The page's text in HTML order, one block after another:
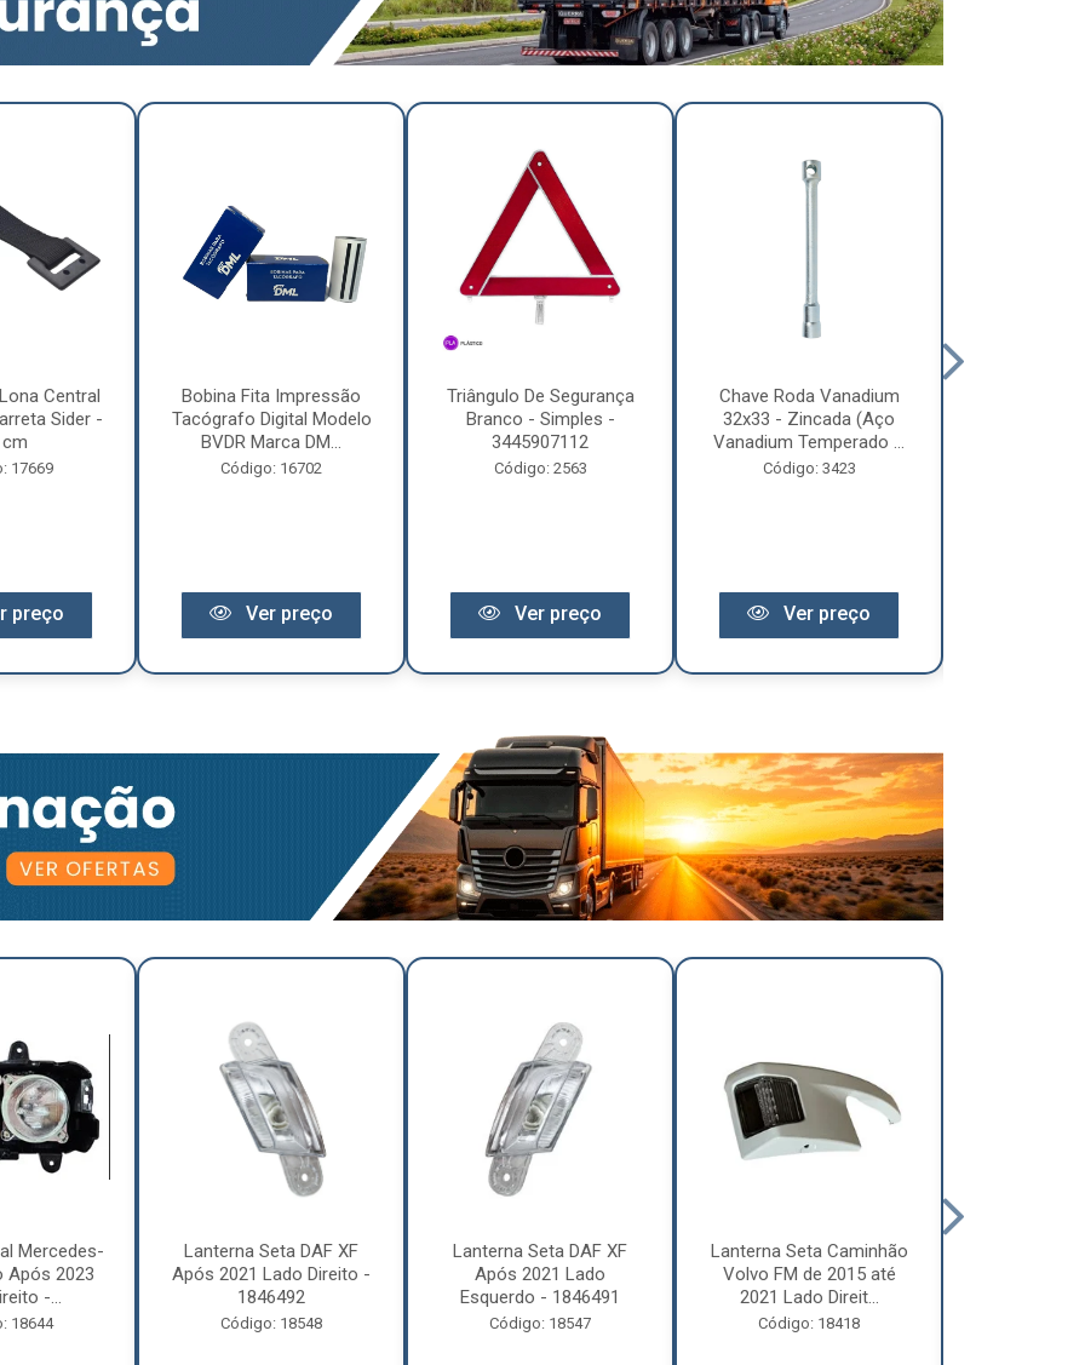
Central
Sider -
17669
preço
Bobina Fita Impressão
Tacógrafo Digital Modelo
BVDR Marca DM...
Código: 16702
Ver preço
Triângulo De Segurança
Branco - Simples -
3445907112
Código: 2563
Ver preço
Chave Roda Vanadium
32x33 - Zincada (Aço
Vanadium Temperado ...
Código: 3423
Ver preço
Mercedes-
Após 2023
-...
18644
Lanterna Seta DAF XF
Após 2021 Lado Direito -
1846492
Código: 18548
Lanterna Seta DAF XF
Após 2021 Lado
Esquerdo - 1846491
Código: 18547
Lanterna Seta Caminhão
Volvo FM de 2015 até
2021 Lado Direit...
Código: 18418